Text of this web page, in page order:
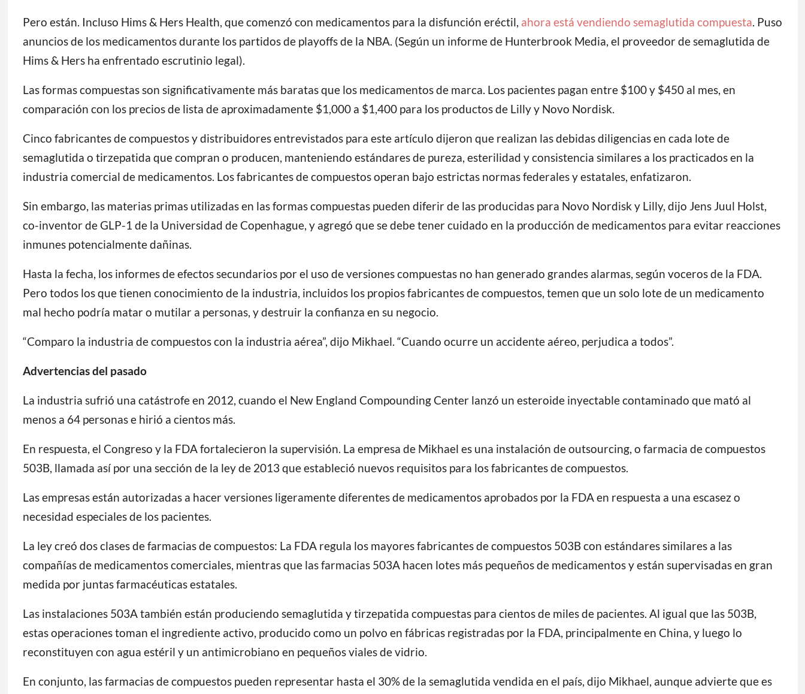
Pero están. Incluso Hims & Hers Health, que comenzó con medicamentos para la disfunción eréctil, ahora está vendiendo semaglutida compuesta . Puso
anuncios de los medicamentos durante los partidos de playoffs de la NBA. (Según un informe de Hunterbrook Media, el proveedor de semaglutida de
Hims & Hers ha enfrentado escrutinio legal).
Las formas compuestas son significativamente más baratas que los medicamentos de marca. Los pacientes pagan entre $100 y $450 al mes, en
comparación con los precios de lista de aproximadamente $1,000 a $1,400 para los productos de Lilly y Novo Nordisk.
Cinco fabricantes de compuestos y distribuidores entrevistados para este artículo dijeron que realizan las debidas diligencias en cada lote de
semaglutida o tirzepatida que compran o producen, manteniendo estándares de pureza, esterilidad y consistencia similares a los practicados en la
industria comercial de medicamentos. Los fabricantes de compuestos operan bajo estrictas normas federales y estatales, enfatizaron.
Sin embargo, las materias primas utilizadas en las formas compuestas pueden diferir de las producidas para Novo Nordisk y Lilly, dijo Jens Juul Holst,
co-inventor de GLP-1 de la Universidad de Copenhague, y agregó que se debe tener cuidado en la producción de medicamentos para evitar reacciones
inmunes potencialmente dañinas.
Hasta la fecha, los informes de efectos secundarios por el uso de versiones compuestas no han generado grandes alarmas, según voceros de la FDA.
Pero todos los que tienen conocimiento de la industria, incluidos los propios fabricantes de compuestos, temen que un solo lote de un medicamento
mal hecho podría matar o mutilar a personas, y destruir la confianza en su negocio.
“Comparo la industria de compuestos con la industria aérea”, dijo Mikhael. “Cuando ocurre un accidente aéreo, perjudica a todos”.
Advertencias del pasado
La industria sufrió una catástrofe en 2012, cuando el New England Compounding Center lanzó un esteroide inyectable contaminado que mató al
menos a 64 personas e hirió a cientos más.
En respuesta, el Congreso y la FDA fortalecieron la supervisión. La empresa de Mikhael es una instalación de outsourcing, o farmacia de compuestos
503B, llamada así por una sección de la ley de 2013 que estableció nuevos requisitos para los fabricantes de compuestos.
Las empresas están autorizadas a hacer versiones ligeramente diferentes de medicamentos aprobados por la FDA en respuesta a una escasez o
necesidad especiales de los pacientes.
La ley creó dos clases de farmacias de compuestos: La FDA regula los mayores fabricantes de compuestos 503B con estándares similares a las
compañías de medicamentos comerciales, mientras que las farmacias 503A hacen lotes más pequeños de medicamentos y están supervisadas en gran
medida por juntas farmacéuticas estatales.
Las instalaciones 503A también están produciendo semaglutida y tirzepatida compuestas para cientos de miles de pacientes. Al igual que las 503B,
estas operaciones toman el ingrediente activo, producido como un polvo en fábricas registradas por la FDA, principalmente en China, y luego lo
reconstituyen con agua estéril y un antimicrobiano en pequeños viales de vidrio.
En conjunto, las farmacias de compuestos pueden representar hasta el 30% de la semaglutida vendida en el país, dijo Mikhael, aunque advierte que es